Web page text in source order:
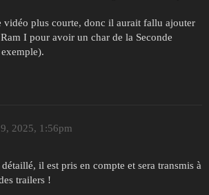
vidéo plus courte, donc il aurait fallu ajouter
I pour avoir un char de la Seconde
2025, 1:56pm
il est pris en compte et sera transmis à
trailers !